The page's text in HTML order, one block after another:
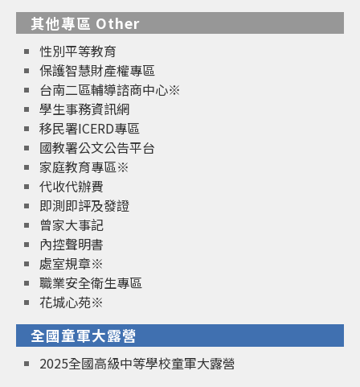
其他專區 Other
性別平等教育
保護智慧財產權專區
台南二區輔導諮商中心※
學生事務資訊網
移民署ICERD專區
國教署公文公告平台
家庭教育專區※
代收代辦費
即測即評及發證
曾家大事記
內控聲明書
處室規章※
職業安全衛生專區
花城心苑※
全國童軍大露營
2025全國高級中等學校童軍大露營